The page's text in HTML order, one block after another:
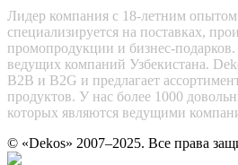
Лидер компания с 18-летним
специализируется на поставках,
промопродукции и бизнес-
ведущих компаний Узбекистана.
B2B и B2G и предлагает
продуктов. У нас более 1000
которых являются ведущими
© «Dekos» 2007–2025. Все права